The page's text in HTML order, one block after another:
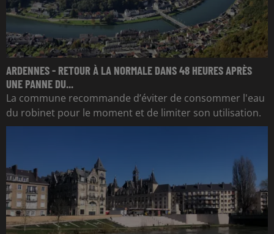
ARDENNES - RETOUR À LA NORMALE DANS 48 HEURES APRÈS
UNE PANNE DU...
La commune recommande d’éviter de consommer l'eau
du robinet pour le moment et de limiter son utilisation.